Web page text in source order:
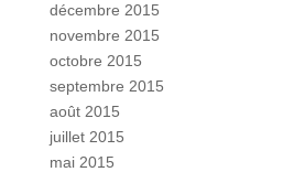
décembre 2015
novembre 2015
octobre 2015
septembre 2015
août 2015
juillet 2015
mai 2015